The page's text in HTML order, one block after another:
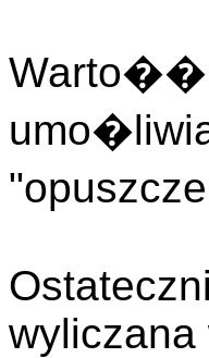
Warto��
wyliczana